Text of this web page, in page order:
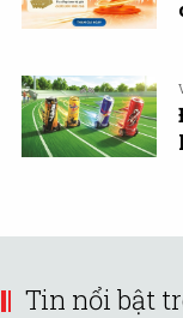
Tin nổi bật